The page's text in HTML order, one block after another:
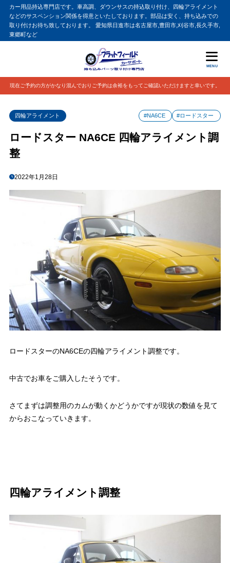
カー用品持込専門店です。車高調、ダウンサスの持込取り付け、四輪アライメント
などのサスペンション関係を得意といたしております。部品は安く、持ち込みでの
取り付けお待ち致しております。 愛知県日進市は名古屋市,豊田市,刈谷市,長久手市,
東郷町など
MENU
現在ご予約の方がかなり混んでおりご予約は余裕をもってご確認いただけますと幸いです。
四輪アライメント #NA6CE #ロードスター
ロードスター NA6CE 四輪アライメント調
整
2022年1月28日
ロードスターのNA6CEの四輪アライメント調整です。
中古でお車をご購入したそうです。
さてまずは調整用のカムが動くかどうかですが現状の数値を見て
からおこなっていきます。
四輪アライメント調整